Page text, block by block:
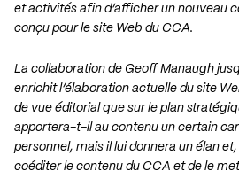
et activités afin d’afficher un nouveau
conçu pour le site Web du CCA.
La collaboration de Geoff Manaugh
enrichit l’élaboration actuelle du site
de vue éditorial que sur le plan
apportera-t-il au contenu un certain
personnel, mais il lui donnera un élan
coéditer le contenu du CCA et de le